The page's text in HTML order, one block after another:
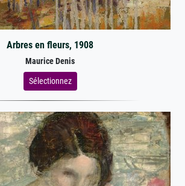
Arbres en fleurs, 1908
Maurice Denis
Sélectionnez